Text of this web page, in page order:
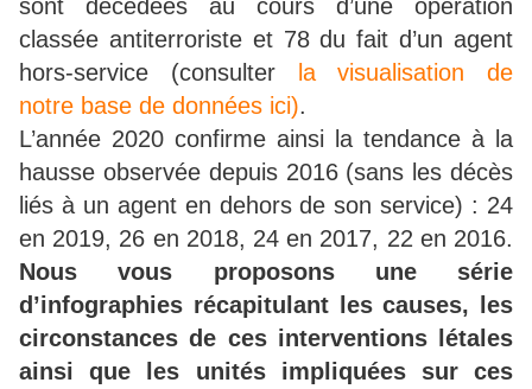
sont décédées au cours d’une opération
classée antiterroriste et 78 du fait d’un agent
hors-service (consulter la visualisation de
notre base de données ici).
L’année 2020 confirme ainsi la tendance à la
hausse observée depuis 2016 (sans les décès
liés à un agent en dehors de son service) : 24
en 2019, 26 en 2018, 24 en 2017, 22 en 2016.
Nous vous proposons une série
d’infographies récapitulant les causes, les
circonstances de ces interventions létales
ainsi que les unités impliquées sur ces